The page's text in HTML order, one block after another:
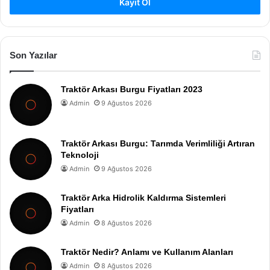
Son Yazılar
Traktör Arkası Burgu Fiyatları 2023
Admin 9 Ağustos 2026
Traktör Arkası Burgu: Tarımda Verimliliği Artıran
Teknoloji
Admin 9 Ağustos 2026
Traktör Arka Hidrolik Kaldırma Sistemleri
Fiyatları
Admin 8 Ağustos 2026
Traktör Nedir? Anlamı ve Kullanım Alanları
Admin 8 Ağustos 2026